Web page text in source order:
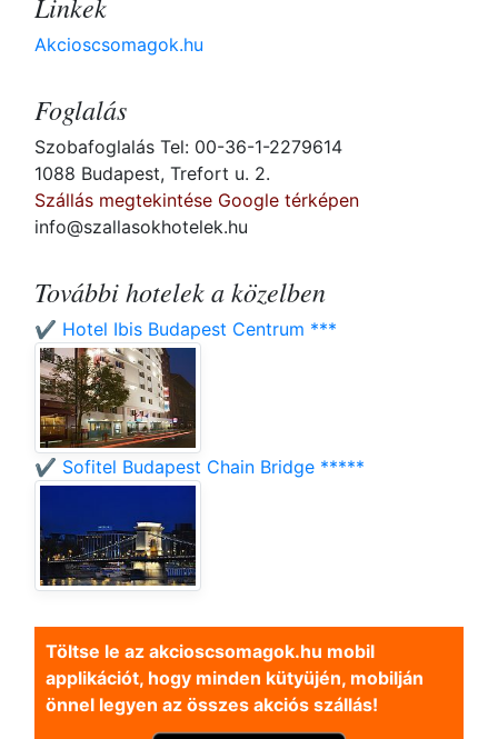
Akcioscsomagok.hu
Foglalás
Szobafoglalás Tel: 00-36-1-2279614
1088 Budapest, Trefort u. 2.
Szállás megtekintése Google térképen
info@szallasokhotelek.hu
További hotelek a közelben
✔️ Hotel Ibis Budapest Centrum ***
✔️ Sofitel Budapest Chain Bridge *****
Töltse le az akcioscsomagok.hu mobil
applikációt, hogy minden kütyüjén, mobilján
önnel legyen az összes akciós szállás!